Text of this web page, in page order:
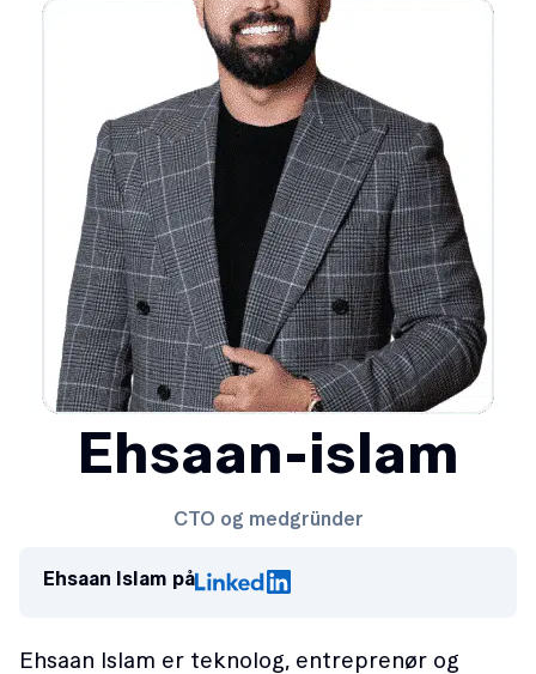
Ehsaan-islam
CTO og medgründer
Ehsaan Islam på
Ehsaan Islam er teknolog, entreprenør og